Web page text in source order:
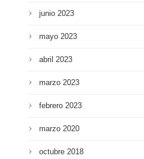
junio 2023
mayo 2023
abril 2023
marzo 2023
febrero 2023
marzo 2020
octubre 2018